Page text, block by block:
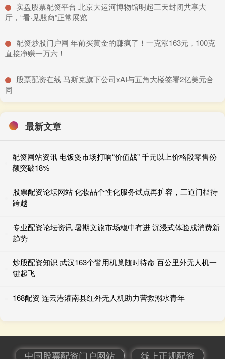
​实盘股票配资平台 北京大运河博物馆明起三天封闭共享大
厅，“看·见殷商”正常展览
​配资炒股门户网 年前买黄金的赚疯了！一克涨163元，100克
直接净赚一万六！
​股票配资在线 马斯克旗下公司xAI与五角大楼签署2亿美元合
同
最新文章
配资网站资讯 电饭煲市场打响“价值战” 千元以上价格段零售份
额突破18%
股票配资论坛网站 化妆品个性化服务试点再扩容，三道门槛待
跨越
专业配资论坛资讯 暑期文旅市场稳中有进 沉浸式体验成消费新
趋势
炒股配资知识 武汉163个警用机巢随时待命 百公里外无人机一
键起飞
168配资 连云港灌南县红外无人机助力营救溺水青年
中国股票配资门户网站 线上正规配资